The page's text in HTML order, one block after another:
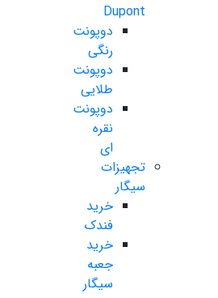
Dupont
دوپونت
رنگی
دوپونت
طلایی
دوپونت
نقره
ای
تجهیزات
سیگار
خرید
فندک
خرید
جعبه
سیگار